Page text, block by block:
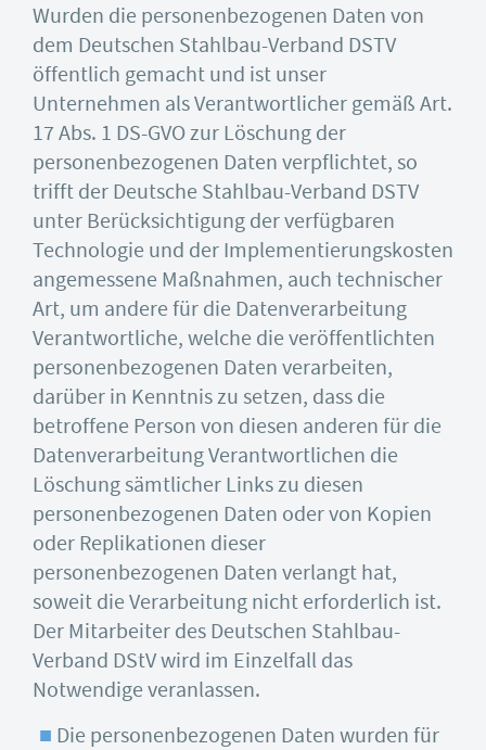
Wurden die personenbezogenen Daten von
dem Deutschen Stahlbau-Verband DSTV
öffentlich gemacht und ist unser
Unternehmen als Verantwortlicher gemäß Art.
17 Abs. 1 DS-GVO zur Löschung der
personenbezogenen Daten verpflichtet, so
trifft der Deutsche Stahlbau-Verband DSTV
unter Berücksichtigung der verfügbaren
Technologie und der Implementierungskosten
angemessene Maßnahmen, auch technischer
Art, um andere für die Datenverarbeitung
Verantwortliche, welche die veröffentlichten
personenbezogenen Daten verarbeiten,
darüber in Kenntnis zu setzen, dass die
betroffene Person von diesen anderen für die
Datenverarbeitung Verantwortlichen die
Löschung sämtlicher Links zu diesen
personenbezogenen Daten oder von Kopien
oder Replikationen dieser
personenbezogenen Daten verlangt hat,
soweit die Verarbeitung nicht erforderlich ist.
Der Mitarbeiter des Deutschen Stahlbau-
Verband DStV wird im Einzelfall das
Notwendige veranlassen.
Die personenbezogenen Daten wurden für